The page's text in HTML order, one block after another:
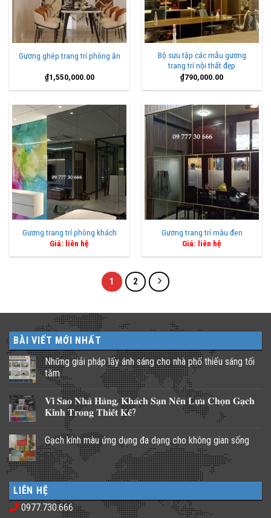
Gương ghép trang trí phòng ăn
₫1,550,000.00
Bộ sưu tập các mẫu gương
trang trí nội thất đẹp
₫790,000.00
Gương trang trí phòng khách
Giá: liên hệ
Gương trang trí màu đen
Giá: liên hệ
1 2
BÀI VIẾT MỚI NHẤT
Những giải pháp lấy ánh sáng cho nhà phố thiếu sáng tối
tăm
Không
bình
luận
ở
pháp
lấy
ánh
sáng
cho
nhà
phố
thiếu
sáng
tối
𝐕𝐢̀ 𝐒𝐚𝐨 𝐍𝐡𝐚̀ 𝐇𝐚̀𝐧𝐠, 𝐊𝐡𝐚́𝐜𝐡 𝐒𝐚̣𝐧 𝐍𝐞̂𝐧 𝐋𝐮̛̣𝐚 𝐂𝐡𝐨̣𝐧 𝐆𝐚̣𝐜𝐡
𝐊𝐢́𝐧𝐡 𝐓𝐫𝐨𝐧𝐠 𝐓𝐡𝐢𝐞̂́𝐭 𝐊𝐞̂́?
bình
luận
ở
𝐕𝐢̀
𝐒𝐚𝐨
𝐍𝐡𝐚̀
𝐇𝐚̀𝐧𝐠,
𝐊𝐡𝐚́𝐜𝐡
𝐒𝐚̣𝐧
𝐍𝐞̂𝐧
Gạch kính màu ứng dụng đa dạng cho không gian sống
Không
có
bình
luận
ở
Gạch
kính
màu
LIÊN HỆ
0977.730.666